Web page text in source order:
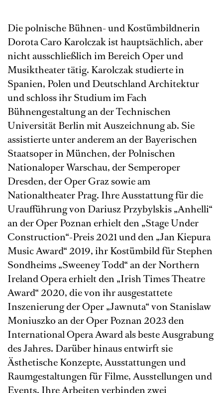
Die polnische Bühnen- und Kostümbildnerin
Dorota Caro Karolczak ist hauptsächlich, aber
nicht ausschließlich im Bereich Oper und
Musiktheater tätig. Karolczak studierte in
Spanien, Polen und Deutschland Architektur
und schloss ihr Studium im Fach
Bühnengestaltung an der Technischen
Universität Berlin mit Auszeichnung ab. Sie
assistierte unter anderem an der Bayerischen
Staatsoper in München, der Polnischen
Nationaloper Warschau, der Semperoper
Dresden, der Oper Graz sowie am
Nationaltheater Prag. Ihre Ausstattung für die
Uraufführung von Dariusz Przybylskis „Anhelli“
an der Oper Poznan erhielt den „Stage Under
Construction“-Preis 2021 und den „Jan Kiepura
Music Award“ 2019, ihr Kostümbild für Stephen
Sondheims „Sweeney Todd“ an der Northern
Ireland Opera erhielt den „Irish Times Theatre
Award“ 2020, die von ihr ausgestattete
Inszenierung der Oper „Jawnuta“ von Stanislaw
Moniuszko an der Oper Poznan 2023 den
International Opera Award als beste Ausgrabung
des Jahres. Darüber hinaus entwirft sie
Ästhetische Konzepte, Ausstattungen und
Raumgestaltungen für Filme, Ausstellungen und
Events. Ihre Arbeiten verbinden zwei